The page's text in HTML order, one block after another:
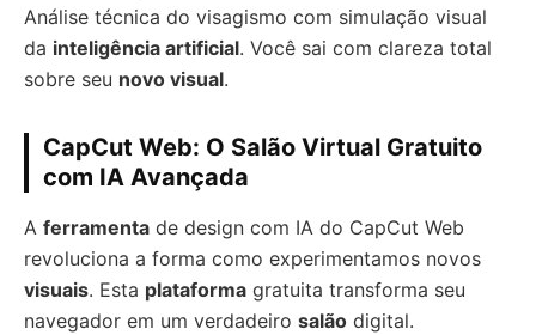
Análise técnica do visagismo com simulação visual
da inteligência artificial. Você sai com clareza total
sobre seu novo visual.
CapCut Web: O Salão Virtual Gratuito
com IA Avançada
A ferramenta de design com IA do CapCut Web
revoluciona a forma como experimentamos novos
visuais. Esta plataforma gratuita transforma seu
navegador em um verdadeiro salão digital.